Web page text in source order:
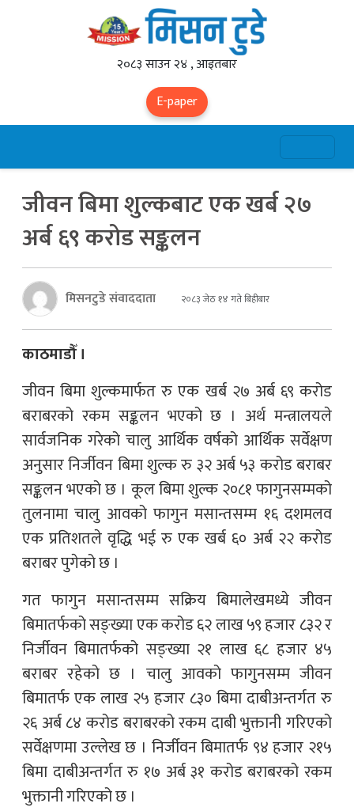
२०८३ साउन २४ , आइतबार
E-paper
जीवन बिमा शुल्कबाट एक खर्ब २७
अर्ब ६९ करोड सङ्कलन
मिसनटुडे संवाददाता २०८३ जेठ १४ गते बिहीबार
काठमाडौँ ।
जीवन बिमा शुल्कमार्फत रु एक खर्ब २७ अर्ब ६९ करोड
बराबरको रकम सङ्कलन भएको छ । अर्थ मन्त्रालयले
सार्वजनिक गरेको चालु आर्थिक वर्षको आर्थिक सर्वेक्षण
अनुसार निर्जीवन बिमा शुल्क रु ३२ अर्ब ५३ करोड बराबर
सङ्कलन भएको छ । कूल बिमा शुल्क २०८१ फागुनसम्मको
तुलनामा चालु आवको फागुन मसान्तसम्म १६ दशमलव
एक प्रतिशतले वृद्धि भई रु एक खर्ब ६० अर्ब २२ करोड
बराबर पुगेको छ ।
गत फागुन मसान्तसम्म सक्रिय बिमालेखमध्ये जीवन
बिमातर्फको सङ्ख्या एक करोड ६२ लाख ५९ हजार ८३२ र
निर्जीवन बिमातर्फको सङ्ख्या २१ लाख ६८ हजार ४५
बराबर रहेको छ । चालु आवको फागुनसम्म जीवन
बिमातर्फ एक लाख २५ हजार ८३० बिमा दाबीअन्तर्गत रु
२६ अर्ब ८४ करोड बराबरको रकम दाबी भुक्तानी गरिएको
सर्वेक्षणमा उल्लेख छ । निर्जीवन बिमातर्फ ९४ हजार २१५
बिमा दाबीअन्तर्गत रु १७ अर्ब ३१ करोड बराबरको रकम
भुक्तानी गरिएको छ ।